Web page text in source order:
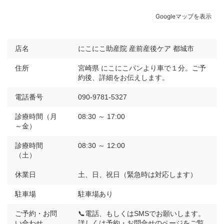
店名 にこにこ助産院 産前産後ケア 都城市
住所
宮崎県 にこにこパンより車で１分。ご予
約後、詳細をお伝えします。
電話番号 090-9781-5327
診療時間（月
～金）
08:30 ～ 17:00
診療時間
（土）
08:30 ～ 12:00
休業日 土、日、祝日（緊急時は対応します）
駐車場 駐車場あり
ご予約・お問
📞電話、もしくはSMSでお願いします。